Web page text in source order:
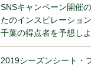
SNSキャンペーン開催
たのインスピレーショ
千葉の得点者を予想し
2019シーズンシート・